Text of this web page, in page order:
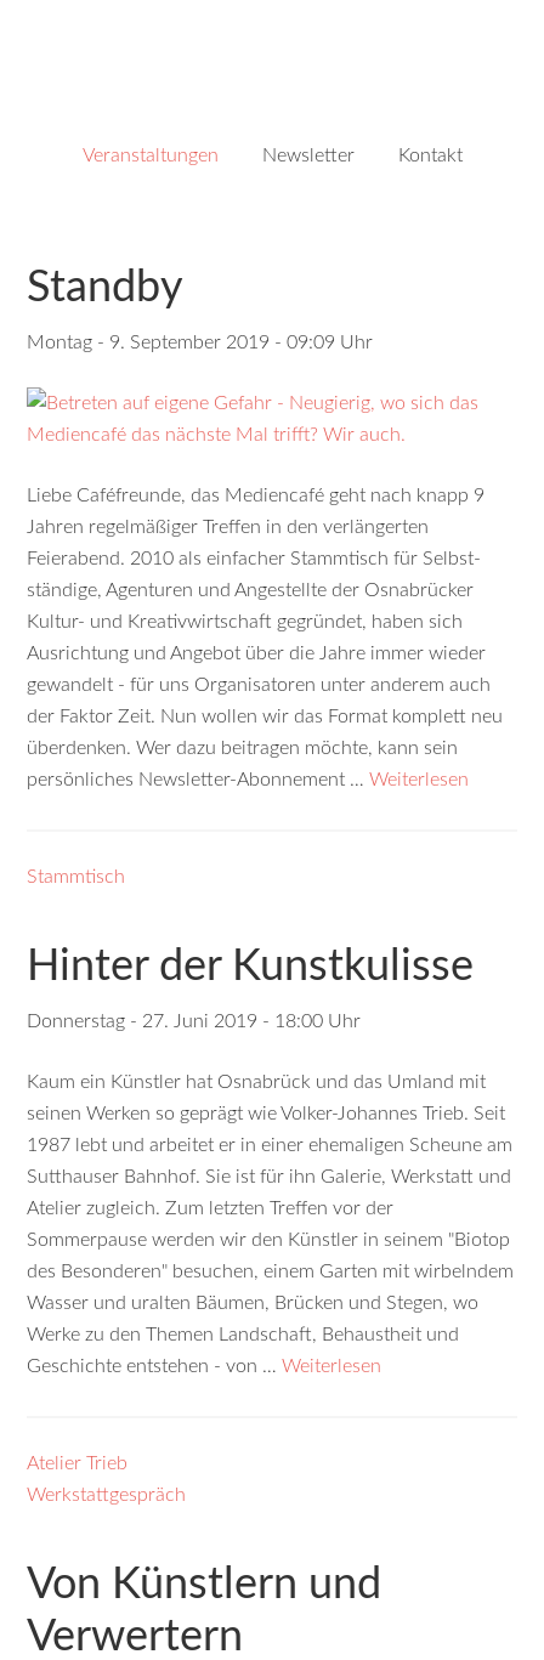
Veranstaltungen Newsletter Kontakt
Standby
Montag - 9. September 2019 - 09:09 Uhr
Liebe Caféfreunde, das Mediencafé geht nach knapp 9
Jahren regelmäßiger Treffen in den verlängerten
Feierabend. 2010 als einfacher Stammtisch für Selbst­
ständige, Agenturen und Angestellte der Osnabrücker
Kultur- und Kreativwirtschaft gegründet, haben sich
Ausrichtung und Angebot über die Jahre immer wieder
gewandelt - für uns Organisatoren unter anderem auch
der Faktor Zeit. Nun wollen wir das Format komplett neu
überdenken. Wer dazu beitragen möchte, kann sein
persönliches Newsletter-Abonnement …Weiterlesen
Stammtisch
Hinter der Kunstkulisse
Donnerstag - 27. Juni 2019 - 18:00 Uhr
Kaum ein Künstler hat Osnabrück und das Umland mit
seinen Werken so geprägt wie Volker-Johannes Trieb. Seit
1987 lebt und arbeitet er in einer ehemaligen Scheune am
Sutthauser Bahnhof. Sie ist für ihn Galerie, Werkstatt und
Atelier zugleich. Zum letzten Treffen vor der
Sommerpause werden wir den Künstler in seinem "Biotop
des Besonderen" besuchen, einem Garten mit wirbelndem
Wasser und uralten Bäumen, Brücken und Stegen, wo
Werke zu den Themen Landschaft, Behaustheit und
Geschichte entstehen - von …Weiterlesen
Atelier Trieb
Werkstattgespräch
Von Künstlern und
Verwertern